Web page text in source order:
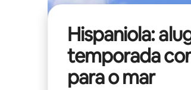
Hispaniola:
temporada
para o mar